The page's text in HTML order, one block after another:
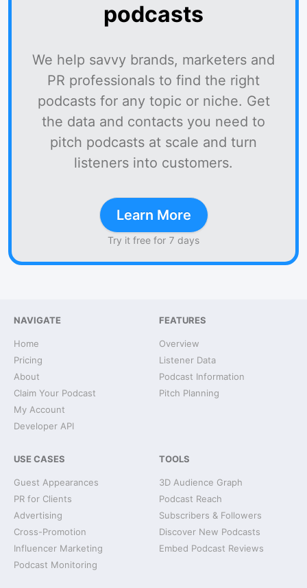
podcasts
We help savvy brands, marketers and
PR professionals to find the right
podcasts for any topic or niche. Get
the data and contacts you need to
pitch podcasts at scale and turn
listeners into customers.
Learn More
Try it free for 7 days
NAVIGATE
Home
Pricing
About
Claim Your Podcast
My Account
Developer API
FEATURES
Overview
Listener Data
Podcast Information
Pitch Planning
USE CASES
Guest Appearances
PR for Clients
Advertising
Cross-Promotion
Influencer Marketing
Podcast Monitoring
TOOLS
3D Audience Graph
Podcast Reach
Subscribers & Followers
Discover New Podcasts
Embed Podcast Reviews